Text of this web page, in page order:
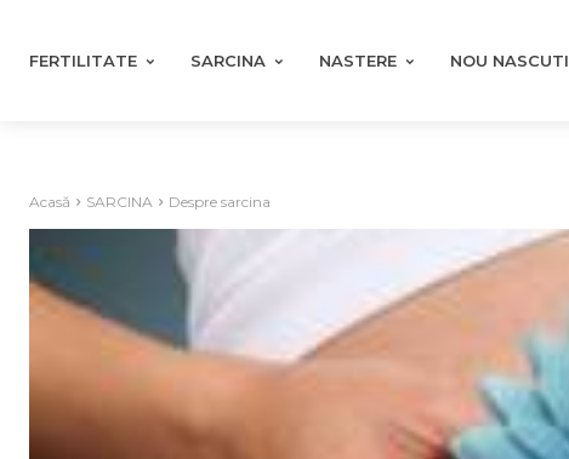
FERTILITATE SARCINA NASTERE NOU NASCUTI
Acasă SARCINA Despre sarcina